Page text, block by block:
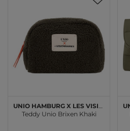
Unio Hamburg x Les Visionnaires
Teddy Unio Brixen Khaki